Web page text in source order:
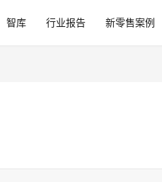
智库 行业报告 新零售案例